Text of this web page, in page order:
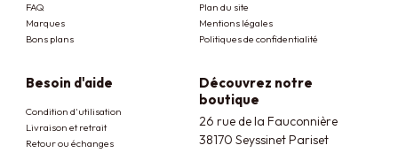
FAQ
Marques
Bons plans
Plan du site
Mentions légales
Politiques de confidentialité
Besoin d'aide
Condition d'utilisation
Livraison et retrait
Retour ou échanges
Découvrez notre
boutique
26 rue de la Fauconnière
38170 Seyssinet Pariset